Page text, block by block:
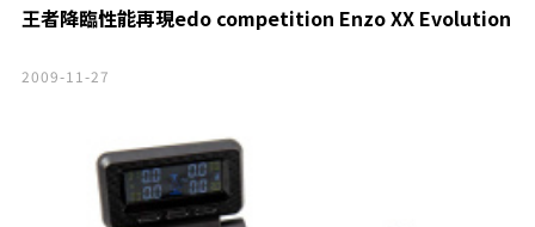
王者降臨性能再現edo competition Enzo XX Evolution
2009-11-27